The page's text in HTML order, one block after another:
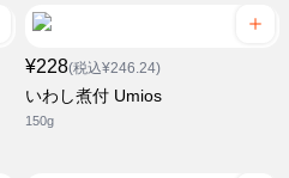
¥228(税込¥246.24)
いわし煮付 Umios
150g